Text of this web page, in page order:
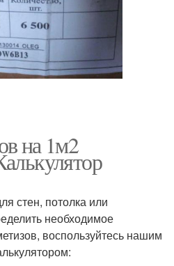
на 1м2
стен, потолка или
необходимое
воспользуйтесь нашим